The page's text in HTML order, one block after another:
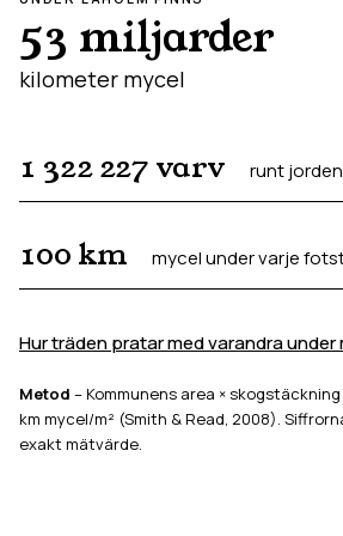
53 miljarder
kilometer mycel
1 322 227 varv runt jorden
100 km mycel under varje
Hur träden pratar med varandra under
Metod – Kommunens area ×
km mycel/m² (Smith & Read, 2008).
exakt mätvärde.